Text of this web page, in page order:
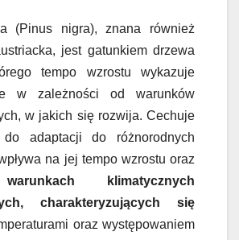
(Pinus nigra), znana również
jest gatunkiem drzewa
tempo wzrostu wykazuje
w zależności od warunków
w jakich się rozwija. Cechuje
adaptacji do różnorodnych
na jej tempo wzrostu oraz
klimatycznych
charakteryzujących się
oraz występowaniem